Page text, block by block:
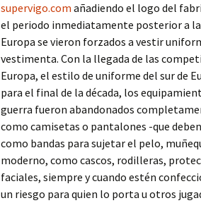
supervigo.com añadiendo el logo del
el periodo inmediatamente posterior a la
Europa se vieron forzados a vestir
vestimenta. Con la llegada de las
Europa, el estilo de uniforme del sur de
para el final de la década, los
guerra fueron abandonados
como camisetas o pantalones -que
como bandas para sujetar el pelo,
moderno, como cascos, rodilleras,
faciales, siempre y cuando estén
un riesgo para quien lo porta u otros